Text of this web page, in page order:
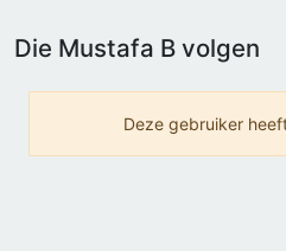
Die Mustafa B volgen
Deze gebruiker